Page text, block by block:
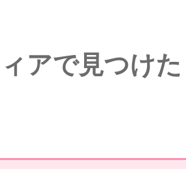
アで見つけ